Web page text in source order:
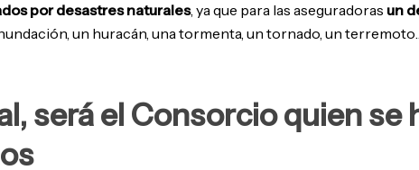
por desastres naturales, ya que para las aseguradoras un
un huracán, una tormenta, un tornado, un
será el Consorcio quien se